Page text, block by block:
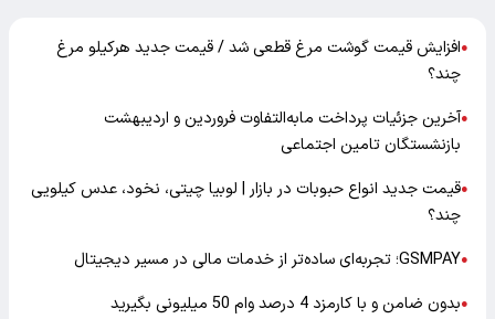
●افزایش قیمت گوشت مرغ قطعی شد / قیمت جدید هرکیلو مرغ
چند؟
●آخرین جزئیات پرداخت مابه‌التفاوت فروردین و اردیبهشت
بازنشستگان تامین اجتماعی
●قیمت جدید انواع حبوبات در بازار | لوبیا چیتی، نخود، عدس کیلویی
چند؟
●GSMPAY؛ تجربه‌ای ساده‌تر از خدمات مالی در مسیر دیجیتال
●بدون ضامن و با کارمزد 4 درصد وام 50 میلیونی بگیرید